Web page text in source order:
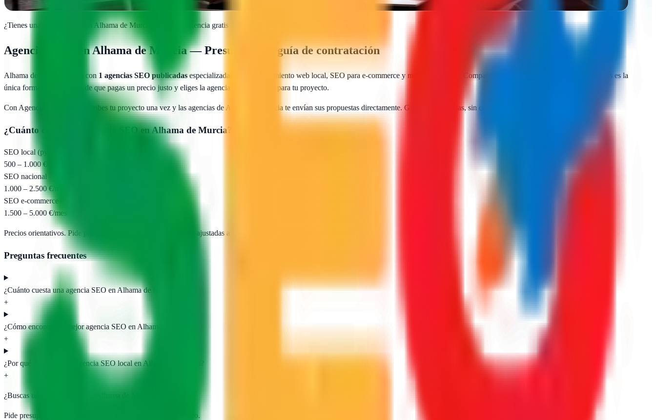
Ver ficha
¿Tienes una agencia SEO en Alhama de Murcia Añade tu agencia gratis
Agencias SEO enAlhama de Murcia— Presupuesto y guía de contratación
Alhama de Murcia cuenta con 1 agencias SEO publicadasespecializadas en posicionamiento web local, SEO para e-commerce y marketing digital. Comparar presupuestos reales de varias agencias es la
única forma de asegurarte de que pagas un precio justo y eliges la agencia más adecuada para tu proyecto.
Con AgenciasSEO.com describes tu proyecto una vez y las agencias de Alhama de Murcia te envían sus propuestas directamente. Gratis, sin llamadas, sin compromiso.
¿Cuánto cuesta una agencia SEO enAlhama de Murcia?
SEO local (pyme)
500 – 1.000 €/mes
SEO nacional
1.000 – 2.500 €/mes
SEO e-commerce
1.500 – 5.000 €/mes
Precios orientativos. Pide presupuesto para obtener propuestas ajustadas a tu proyecto.
Preguntas frecuentes
¿Cuánto cuesta una agencia SEO en Alhama de Murcia?
+
¿Cómo encontrar la mejor agencia SEO en Alhama de Murcia?
+
¿Por qué contratar una agencia SEO local en Alhama de Murcia?
+
¿Buscas una agencia SEO en
Pide presupuesto gratis a las agencias publicadas. Sin registro.